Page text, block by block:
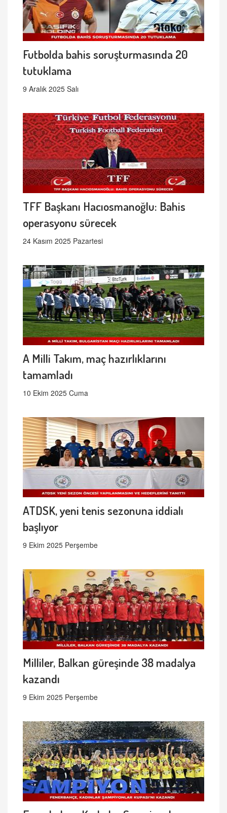
Futbolda bahis soruşturmasında 20
tutuklama
9 Aralık 2025 Salı
TFF Başkanı Hacıosmanoğlu: Bahis
operasyonu sürecek
24 Kasım 2025 Pazartesi
A Milli Takım, maç hazırlıklarını
tamamladı
10 Ekim 2025 Cuma
ATDSK, yeni tenis sezonuna iddialı
başlıyor
9 Ekim 2025 Perşembe
Milliler, Balkan güreşinde 38 madalya
kazandı
9 Ekim 2025 Perşembe